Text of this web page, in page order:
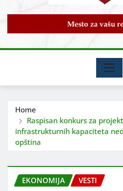
Home
Raspisan konkurs za
infrastrukturnih kapaciteta
opština
EKONOMIJA VESTI